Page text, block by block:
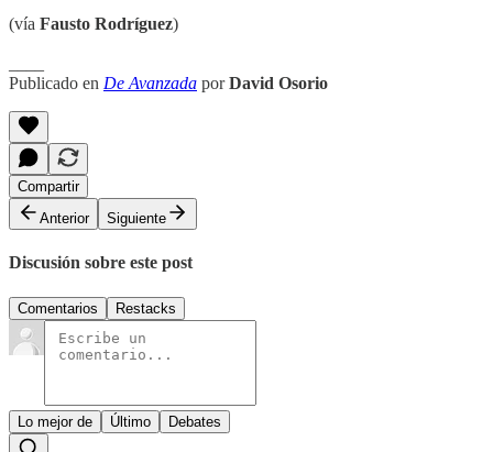
(vía Fausto Rodríguez)
Publicado en De Avanzada porDavid Osorio
Compartir
Anterior
Siguiente
Discusión sobre este post
Comentarios Restacks
Lo mejor de Último Debates